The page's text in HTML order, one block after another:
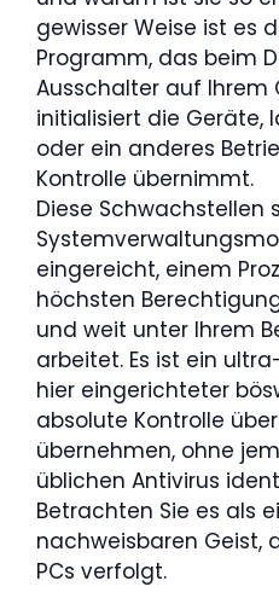
gewisser Weise ist es
Programm, das beim
Ausschalter auf Ihrem
initialisiert die Geräte,
oder ein anderes
Kontrolle übernimmt.
Diese Schwachstellen
eingereicht, einem
höchsten
und weit unter Ihrem
arbeitet. Es ist ein
hier eingerichteter
absolute Kontrolle
übernehmen, ohne
üblichen Antivirus
Betrachten Sie es als
nachweisbaren Geist,
PCs verfolgt.